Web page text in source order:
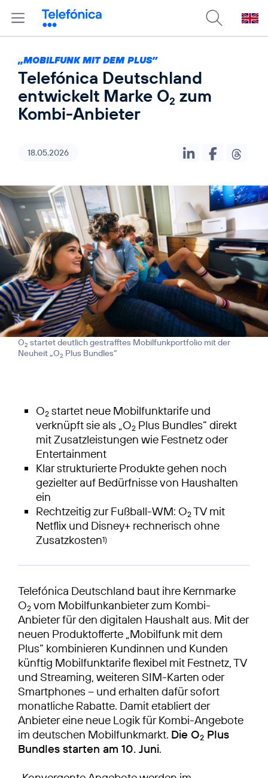
„MOBILFUNK MIT DEM PLUS”
Telefónica Deutschland
entwickelt Marke O2 zum
Kombi-Anbieter
18.05.2026
O2 startet deutlich gestrafftes Mobilfunkportfolio mit der
Neuheit „O2 Plus Bundles“
O2 startet neue Mobilfunktarife und
verknüpft sie als „O2 Plus Bundles“ direkt
mit Zusatzleistungen wie Festnetz oder
Entertainment
Klar strukturierte Produkte gehen noch
gezielter auf Bedürfnisse von Haushalten
ein
Rechtzeitig zur Fußball-WM: O2TV mit
Netflix und Disney+ rechnerisch ohne
Zusatzkosten1)
Telefónica Deutschland baut ihre Kernmarke
O2 vom Mobilfunkanbieter zum Kombi-
Anbieter für den digitalen Haushalt aus. Mit der
neuen Produktofferte „Mobilfunk mit dem
Plus“ kombinieren Kundinnen und Kunden
künftig Mobilfunktarife flexibel mit Festnetz, TV
und Streaming, weiteren SIM-Karten oder
Smartphones – und erhalten dafür sofort
monatliche Rabatte. Damit etabliert der
Anbieter eine neue Logik für Kombi-Angebote
im deutschen Mobilfunkmarkt. Die O2 Plus
Bundles starten am 10. Juni.